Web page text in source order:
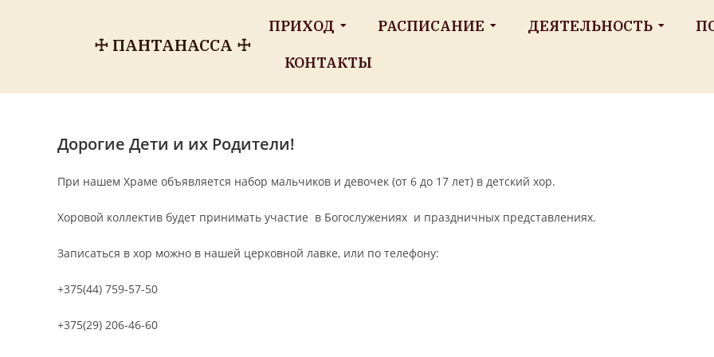
☩ ПАНТАНАССА ☩
ПРИХОД РАСПИСАНИЕ ДЕЯТЕЛЬНОСТЬ
КОНТАКТЫ
Дорогие Дети и их Родители!
При нашем Храме объявляется набор мальчиков и девочек (от 6 до 17 лет) в детский хор.
Хоровой коллектив будет принимать участие в Богослужениях и праздничных представлениях.
Записаться в хор можно в нашей церковной лавке, или по телефону:
+375(44) 759-57-50
+375(29) 206-46-60